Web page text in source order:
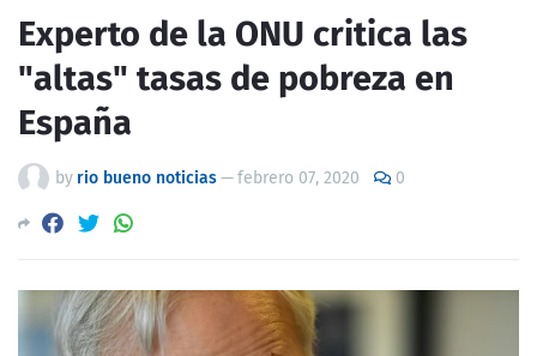
Experto de la ONU critica las
"altas" tasas de pobreza en
España
by rio bueno noticias—febrero 07, 2020 0